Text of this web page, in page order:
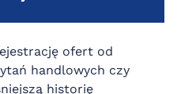
ofert od
handlowych czy
historię